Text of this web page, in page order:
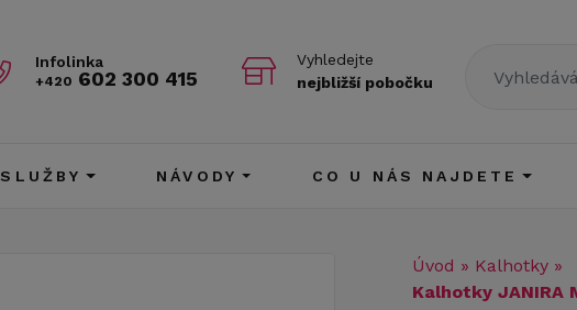
Infolinka
+420 602 300 415
Vyhledejte
nejbližší pobočku
SLUŽBY NÁVODY CO U NÁS NAJDETE
Úvod » Kalhotky »
Kalhotky JANIRA